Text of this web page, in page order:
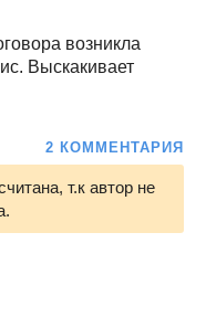
возникла
Выскакивает
2 КОММЕНТАРИЯ
т.к автор не